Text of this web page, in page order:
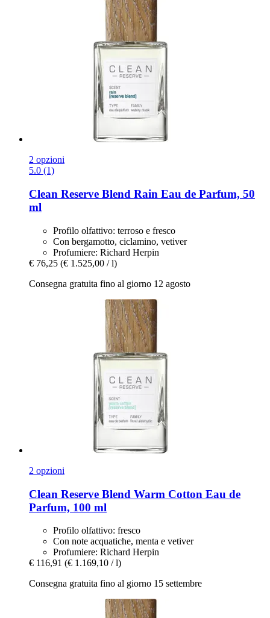
2 opzioni
5.0 (1)
Clean Reserve Blend Rain Eau de Parfum, 50
ml
Profilo olfattivo: terroso e fresco
Con bergamotto, ciclamino, vetiver
Profumiere: Richard Herpin
€ 76,25 (€ 1.525,00 / l)
Consegna gratuita fino al giorno 12 agosto
2 opzioni
Clean Reserve Blend Warm Cotton Eau de
Parfum, 100 ml
Profilo olfattivo: fresco
Con note acquatiche, menta e vetiver
Profumiere: Richard Herpin
€ 116,91 (€ 1.169,10 / l)
Consegna gratuita fino al giorno 15 settembre